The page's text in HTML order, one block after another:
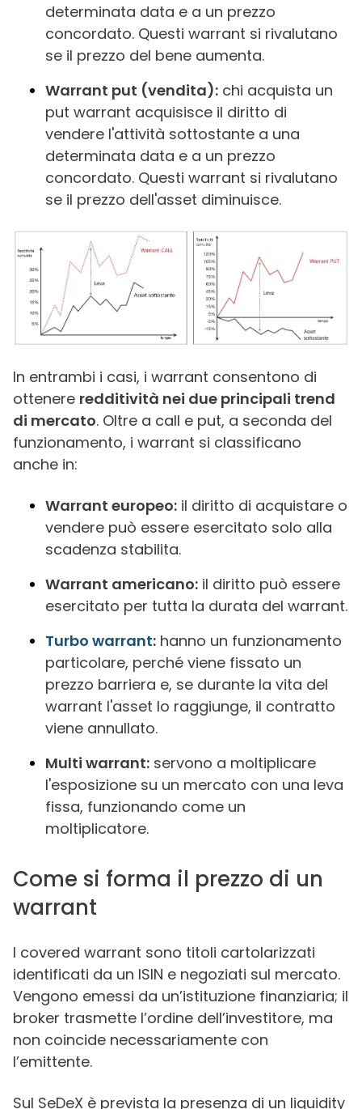
determinata data e a un prezzo
concordato. Questi warrant si rivalutano
se il prezzo del bene aumenta.
Warrant put (vendita): chi acquista un
put warrant acquisisce il diritto di
vendere l'attività sottostante a una
determinata data e a un prezzo
concordato. Questi warrant si rivalutano
se il prezzo dell'asset diminuisce.
In entrambi i casi, i warrant consentono di
ottenere redditività nei due principali trend
di mercato. Oltre a call e put, a seconda del
funzionamento, i warrant si classificano
anche in:
Warrant europeo: il diritto di acquistare o
vendere può essere esercitato solo alla
scadenza stabilita.
Warrant americano: il diritto può essere
esercitato per tutta la durata del warrant.
Turbo warrant: hanno un funzionamento
particolare, perché viene fissato un
prezzo barriera e, se durante la vita del
warrant l'asset lo raggiunge, il contratto
viene annullato.
Multi warrant: servono a moltiplicare
l'esposizione su un mercato con una leva
fissa, funzionando come un
moltiplicatore.
Come si forma il prezzo di un
warrant
I covered warrant sono titoli cartolarizzati
identificati da un ISIN e negoziati sul mercato.
Vengono emessi da un’istituzione finanziaria; il
broker trasmette l’ordine dell’investitore, ma
non coincide necessariamente con
l’emittente.
Sul SeDeX è prevista la presenza di un liquidity